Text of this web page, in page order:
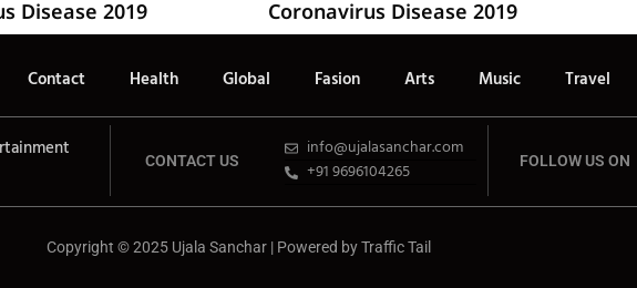
Disease 2019 Coronavirus Disease 2019
Contact Health Global Fasion Arts Music Travel
CONTACT US
info@ujalasanchar.com
+91 9696104265
FOLLOW US ON
Copyright © 2025 Ujala Sanchar | Powered byTraffic Tail